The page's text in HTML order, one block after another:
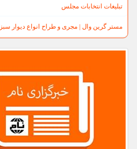
تبلیغات انتخابات مجلس
مستر گرین وال | مجری و طراح انواع دیوار سبز